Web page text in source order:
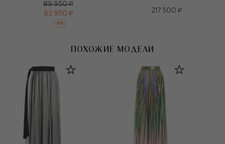
89 950 ₽
62 950 ₽
-30%
217 500 ₽
ПОХОЖИЕ МОДЕЛИ